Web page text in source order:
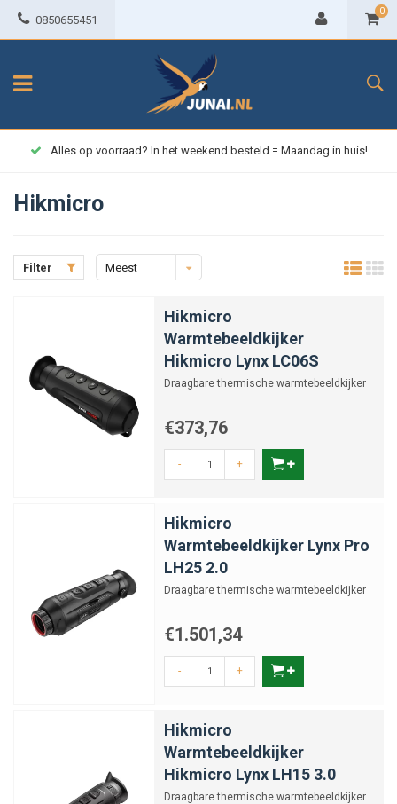
0850655451
0
Alles op voorraad? In het weekend besteld = Maandag in huis!
Hikmicro
Filter
Meest
Hikmicro
Warmtebeeldkijker
Hikmicro Lynx LC06S
Draagbare thermische warmtebeeldkijker
€373,76
- +
Hikmicro
Warmtebeeldkijker Lynx Pro
LH25 2.0
Draagbare thermische warmtebeeldkijker
€1.501,34
- +
Hikmicro
Warmtebeeldkijker
Hikmicro Lynx LH15 3.0
Draagbare thermische warmtebeeldkijker